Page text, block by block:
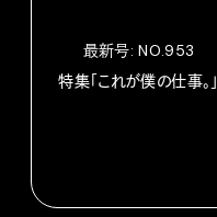
最新号: NO.953
特集「これが僕の仕事。」